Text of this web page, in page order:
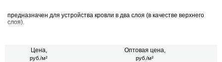
предназначен для устройства кровли в два слоя (в качестве верхнего
слоя).
Цена,
руб./м²
Оптовая цена,
руб./м²